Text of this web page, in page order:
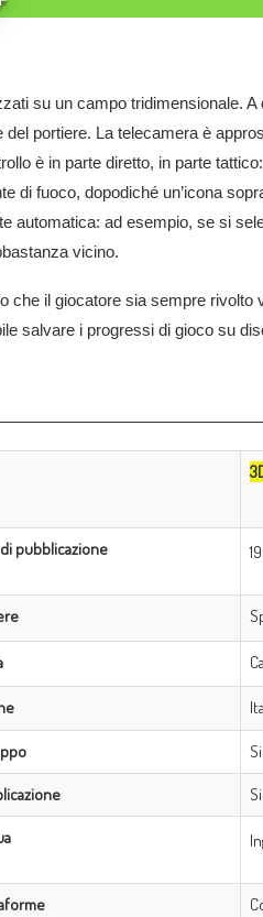
su un campo tridimensionale. A
portiere. La telecamera è
è in parte diretto, in parte
di fuoco, dopodiché un’icona
automatica: ad esempio, se si
vicino.
che il giocatore sia sempre
salvare i progressi di gioco su
di pubblicazione